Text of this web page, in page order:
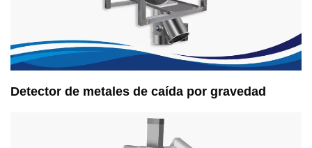
Detector de metales de caída por gravedad